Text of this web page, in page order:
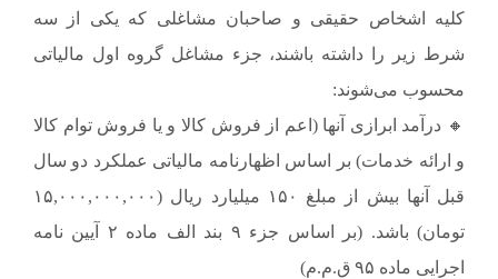
کلیه اشخاص حقیقی و صاحبان مشاغلی که یکی از سه
شرط زیر را داشته باشند، جزء مشاغل گروه اول مالیاتی
محسوب می‌شوند:
🔸 درآمد ابرازی آنها (اعم از فروش کالا و یا فروش توام کالا
و ارائه خدمات) بر اساس اظهارنامه مالیاتی عملکرد دو سال
قبل آنها بیش از مبلغ ۱۵۰ میلیارد ریال (۱۵,۰۰۰,۰۰۰,۰۰۰
تومان) باشد. (بر اساس جزء ۹ بند الف ماده ۲ آیین نامه
اجرایی ماده ۹۵ ق.م.م)